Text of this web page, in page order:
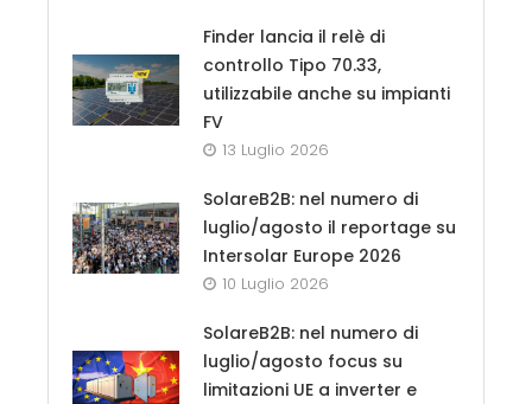
Finder lancia il relè di
controllo Tipo 70.33,
utilizzabile anche su impianti
FV
13 Luglio 2026
SolareB2B: nel numero di
luglio/agosto il reportage su
Intersolar Europe 2026
10 Luglio 2026
SolareB2B: nel numero di
luglio/agosto focus su
limitazioni UE a inverter e